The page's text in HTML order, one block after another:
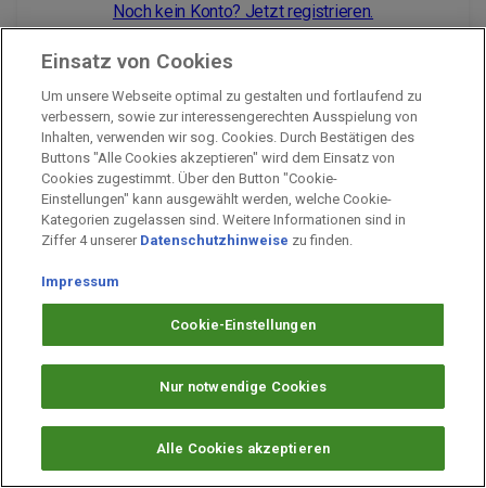
Noch kein Konto? Jetzt registrieren.
Impressum
Unternehmen
Arbeiten bei PAYBACK
Fragen & Hilfe
Datenschutz
Cookie-Einstellungen
Einsatz von Cookies
Um unsere Webseite optimal zu gestalten und fortlaufend zu
verbessern, sowie zur interessengerechten Ausspielung von
Inhalten, verwenden wir sog. Cookies. Durch Bestätigen des
Buttons "Alle Cookies akzeptieren" wird dem Einsatz von
Cookies zugestimmt. Über den Button "Cookie-
Einstellungen" kann ausgewählt werden, welche Cookie-
Kategorien zugelassen sind. Weitere Informationen sind in
Ziffer 4 unserer Datenschutzhinweise zu finden.
Impressum
Cookie-Einstellungen
Nur notwendige Cookies
Alle Cookies akzeptieren